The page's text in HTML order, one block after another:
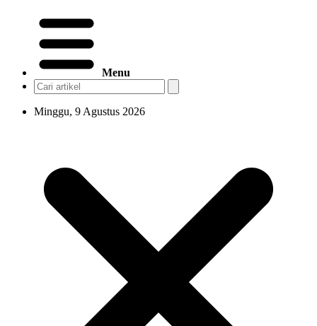
Menu
Minggu, 9 Agustus 2026